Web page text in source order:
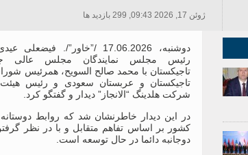
ژوئن 17, 2026 09:43, 299 بازدید ها
دوشنبه، 17.06.2026 /”خاور”/.
رئیس مجلس نمایندگان مجلس عالی
تاجیکستان با محمد صالح السویح، همرئیس
تاجیکستان و عربستان سعودی و رئیس
شرکت هلدینگ “الانجاز” دیدار و گفتگو کرد.
در این دیدار خاطرنشان شد که روابط
کشور بر اساس تفاهم متقابل و با در نظر
دوجانبه دائما در حال توسعه است.